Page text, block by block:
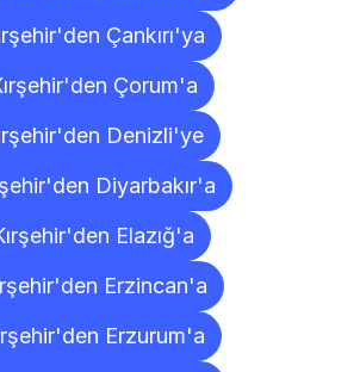
Çankırı'ya
Çorum'a
Denizli'ye
Diyarbakır'a
Elazığ'a
Erzincan'a
Erzurum'a